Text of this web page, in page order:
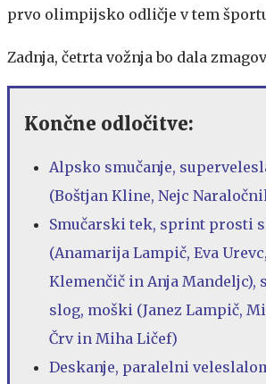
prvo olimpijsko odličje v tem
Zadnja, četrta vožnja bo dala
Končne odločitve:
Alpsko smučanje,
(Boštjan Kline, Nejc
Smučarski tek, sprint prosti
(Anamarija Lampič, Eva
Klemenčič in Anja
slog, moški (Janez Lampič,
Črv in Miha Ličef)
Deskanje, paralelni